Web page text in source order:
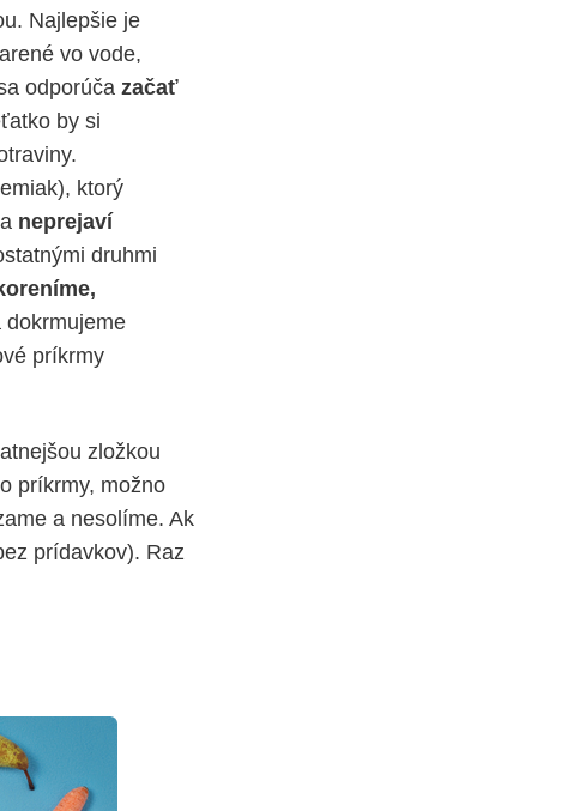
Najlepšie je
vo vode,
odporúča začať
by si
ktorý
neprejaví
druhmi
dokrmujeme
príkrmy
zložkou
príkrmy, možno
a nesolíme. Ak
prídavkov). Raz